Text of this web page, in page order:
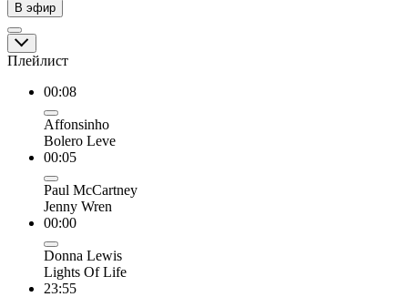
В эфир
Плейлист
00:08
Affonsinho
Bolero Leve
00:05
Paul McCartney
Jenny Wren
00:00
Donna Lewis
Lights Of Life
23:55